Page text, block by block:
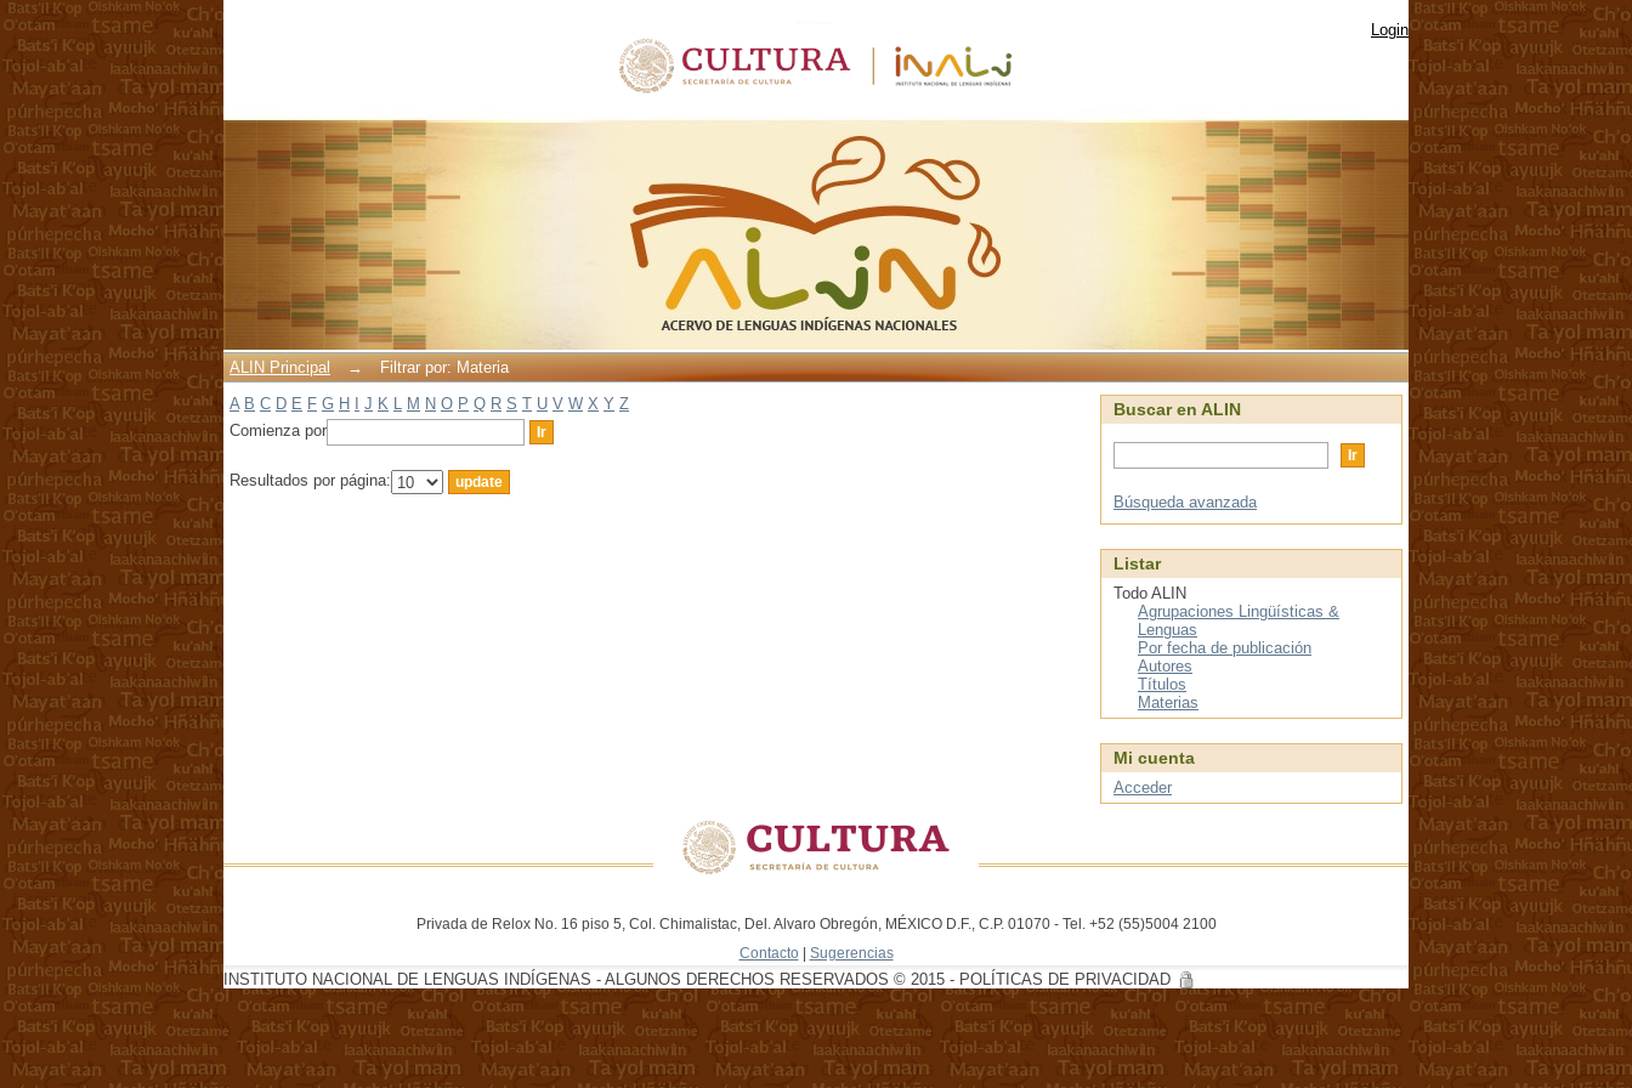
Login
ALIN Principal →
Filtrar por: Materia
A B C D E F G H J K L M N O P Q R S T U V W X Y Z
Comienza por
Resultados por página:
Buscar en ALIN
Búsqueda avanzada
Listar
Todo ALIN
Agrupaciones Lingüísticas &
Lenguas
Por fecha de publicación
Autores
Títulos
Materias
Mi cuenta
Acceder
Privada de Relox No. 16 piso 5, Col. Chimalistac, Del. Alvaro Obregón, MÉXICO D.F., C.P. 01070 - Tel. +52 (55)5004 2100
Contacto | Sugerencias
INSTITUTO NACIONAL DE LENGUAS INDÍGENAS - ALGUNOS DERECHOS RESERVADOS © 2015 - POLÍTICAS DE PRIVACIDAD